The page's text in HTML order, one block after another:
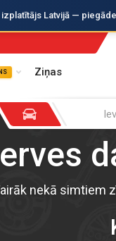
Latvijā —
Ziņas
nekā simtiem